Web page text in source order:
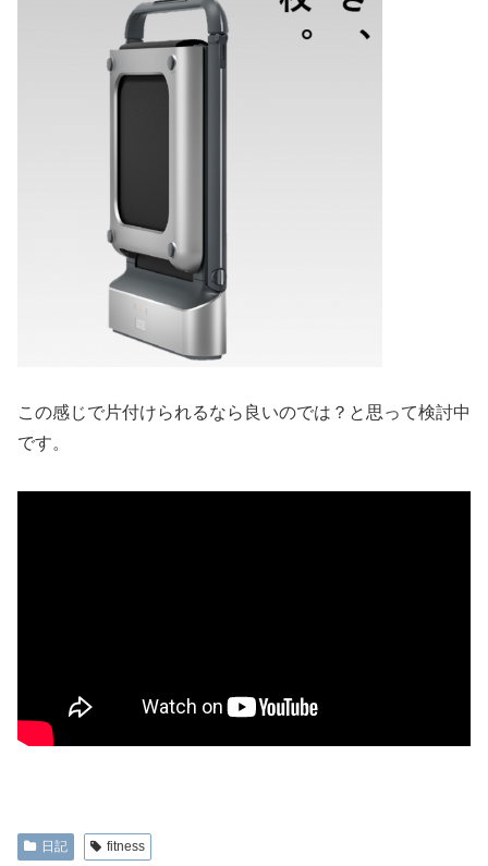
この感じで片付けられるなら良いのでは？と思って検討中
です。
日記 fitness